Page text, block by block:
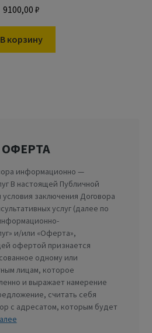
9100,00 ₽
В корзину